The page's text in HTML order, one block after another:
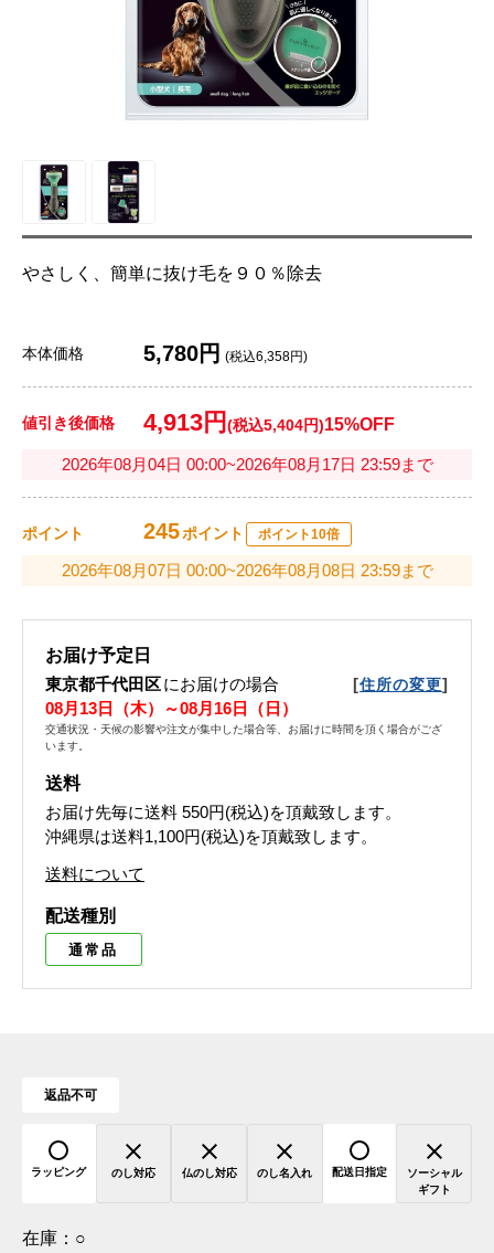
やさしく、簡単に抜け毛を９０％除去
本体価格 5,780円 (税込6,358円)
値引き後価格 4,913円 (税込5,404円)15%OFF
2026年08月04日 00:00~2026年08月17日 23:59まで
ポイント 245ポイント ポイント10倍
2026年08月07日 00:00~2026年08月08日 23:59まで
お届け予定日
東京都千代田区にお届けの場合 [住所の変更]
08月13日（木）～08月16日（日）
交通状況・天候の影響や注文が集中した場合等、お届けに時間を頂く場合がござ
います。
送料
お届け先毎に送料 550円(税込)を頂戴致します。
沖縄県は送料1,100円(税込)を頂戴致します。
送料について
配送種別
通常品
返品不可
ラッピング のし対応 仏のし対応 のし名入れ 配送日指定
ソーシャル
ギフト
在庫： ○